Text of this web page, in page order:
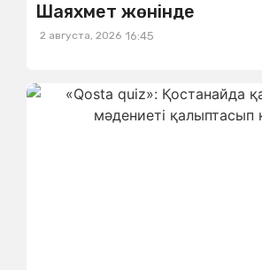
Шаяхмет жөнінде
2 августа, 2026 16:45